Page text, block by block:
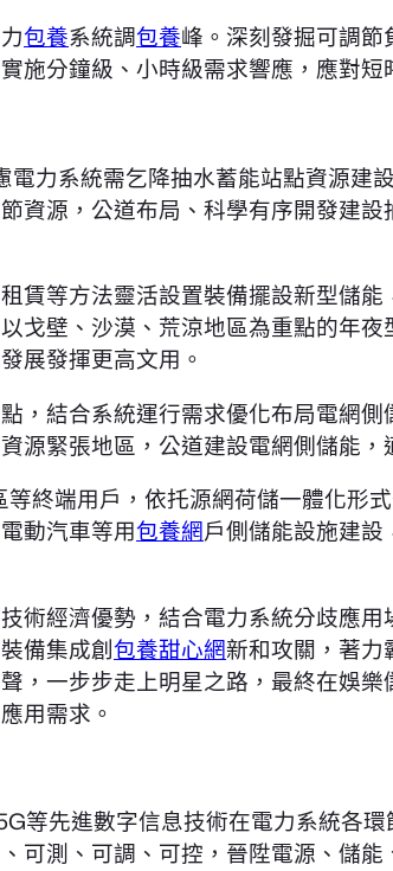
包養系統調包養峰。深刻發掘可調
實施分鐘級、小時級需求響應，應對
電力系統需乞降抽水蓄能站點資源建
資源，公道布局、科學有序開發建設
賃等方法靈活設置裝備擺設新型儲
戈壁、沙漠、荒涼地區為重點的年
展發揮更高文用。
，結合系統運行需求優化布局電網
緊張地區，公道建設電網側儲能，
終端用戶，依托源網荷儲一體化形
動汽車等用包養網戶側儲能設施建設
術經濟優勢，結合電力系統分歧應
備集成創包養甜心網新和攻關，著力
，一步步走上明星之路，最終在娛樂
用需求。
等先進數字信息技術在電力系統各
測、可調、可控，晉陞電源、儲能